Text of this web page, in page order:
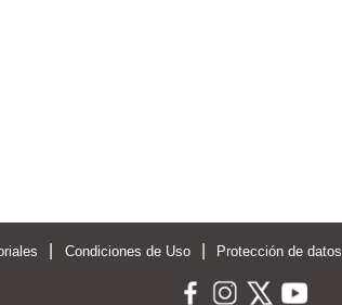
Condiciones de Uso Protección de datos